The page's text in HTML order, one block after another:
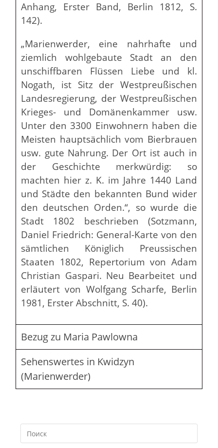
Anhang, Erster Band, Berlin 1812, S.
142).
„Marienwerder, eine nahrhafte und
ziemlich wohlgebaute Stadt an den
unschiffbaren Flüssen Liebe und kl.
Nogath, ist Sitz der Westpreußischen
Landesregierung, der Westpreußischen
Krieges- und Domänenkammer usw.
Unter den 3300 Einwohnern haben die
Meisten hauptsächlich vom Bierbrauen
usw. gute Nahrung. Der Ort ist auch in
der Geschichte merkwürdig: so
machten hier z. K. im Jahre 1440 Land
und Städte den bekannten Bund wider
den deutschen Orden.“, so wurde die
Stadt 1802 beschrieben (Sotzmann,
Daniel Friedrich: General-Karte von den
sämtlichen Königlich Preussischen
Staaten 1802, Repertorium von Adam
Christian Gaspari. Neu Bearbeitet und
erläutert von Wolfgang Scharfe, Berlin
1981, Erster Abschnitt, S. 40).
Bezug zu Maria Pawlowna
Sehenswertes in Kwidzyn
(Marienwerder)